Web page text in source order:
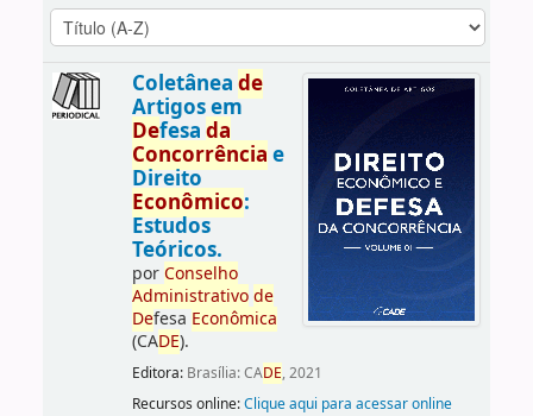
Coletânea de
Artigos em
Defesa da
Concorrência e
Direito
Econômico:
Estudos
Teóricos.
porConselho
Administrativo de
Defesa Econômica
(CADE).
Editora: Brasília: CADE, 2021
Recursos online:Clique aqui para acessar online